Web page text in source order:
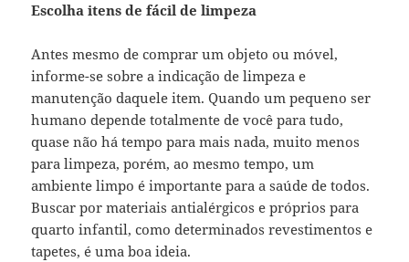
Escolha itens de fácil de limpeza
Antes mesmo de comprar um objeto ou móvel,
informe-se sobre a indicação de limpeza e
manutenção daquele item. Quando um pequeno ser
humano depende totalmente de você para tudo,
quase não há tempo para mais nada, muito menos
para limpeza, porém, ao mesmo tempo, um
ambiente limpo é importante para a saúde de todos.
Buscar por materiais antialérgicos e próprios para
quarto infantil, como determinados revestimentos e
tapetes, é uma boa ideia.